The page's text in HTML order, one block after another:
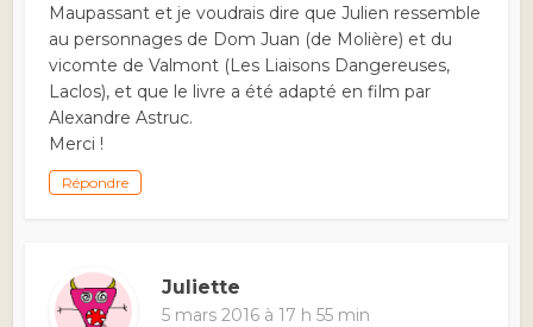
Maupassant et je voudrais dire que Julien ressemble
au personnages de Dom Juan (de Molière) et du
vicomte de Valmont (Les Liaisons Dangereuses,
Laclos), et que le livre a été adapté en film par
Alexandre Astruc.
Merci !
Répondre
Juliette
5 mars 2016 à 17 h 55 min